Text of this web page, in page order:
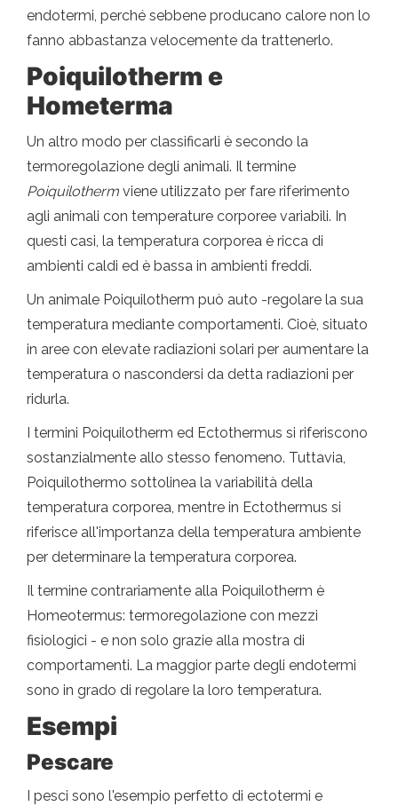
endotermi, perché sebbene producano calore non lo
fanno abbastanza velocemente da trattenerlo.
Poiquilotherm e
Hometerma
Un altro modo per classificarli è secondo la
termoregolazione degli animali. Il termine
Poiquilotherm viene utilizzato per fare riferimento
agli animali con temperature corporee variabili. In
questi casi, la temperatura corporea è ricca di
ambienti caldi ed è bassa in ambienti freddi.
Un animale Poiquilotherm può auto -regolare la sua
temperatura mediante comportamenti. Cioè, situato
in aree con elevate radiazioni solari per aumentare la
temperatura o nascondersi da detta radiazioni per
ridurla.
I termini Poiquilotherm ed Ectothermus si riferiscono
sostanzialmente allo stesso fenomeno. Tuttavia,
Poiquilothermo sottolinea la variabilità della
temperatura corporea, mentre in Ectothermus si
riferisce all'importanza della temperatura ambiente
per determinare la temperatura corporea.
Il termine contrariamente alla Poiquilotherm è
Homeotermus: termoregolazione con mezzi
fisiologici - e non solo grazie alla mostra di
comportamenti. La maggior parte degli endotermi
sono in grado di regolare la loro temperatura.
Esempi
Pescare
I pesci sono l'esempio perfetto di ectotermi e